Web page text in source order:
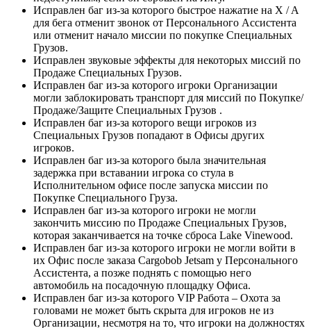
Исправлен баг из-за которого быстрое нажатие на X / A
для бега отменит звонок от Персонального Ассистента
или отменит начало миссии по покупке Специальных
Грузов.
Исправлен звуковые эффекты для некоторых миссий по
Продаже Специальных Грузов.
Исправлен баг из-за которого игроки Организации
могли заблокировать транспорт для миссий по Покупке/
Продаже/Защите Специальных Грузов .
Исправлен баг из-за которого вещи игроков из
Специальных Грузов попадают в Офисы других
игроков.
Исправлен баг из-за которого была значительная
задержка при вставании игрока со стула в
Исполнительном офисе после запуска миссии по
Покупке Специального Груза.
Исправлен баг из-за которого игроки не могли
закончить миссию по Продаже Специальных Грузов,
которая заканчивается на точке сброса Lake Vinewood.
Исправлен баг из-за которого игроки не могли войти в
их Офис после заказа Cargobob Jetsam у Персонального
Ассистента, а позже поднять с помощью него
автомобиль на посадочную площадку Офиса.
Исправлен баг из-за которого VIP Работа – Охота за
головами не может быть скрыта для игроков не из
Организации, несмотря на то, что игроки на должностях